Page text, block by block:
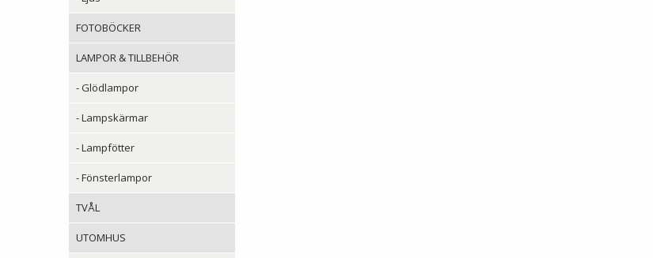
FOTOBÖCKER
LAMPOR & TILLBEHÖR
- Glödlampor
- Lampskärmar
- Lampfötter
- Fönsterlampor
TVÅL
UTOMHUS